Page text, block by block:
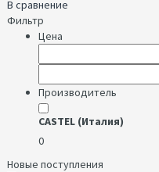
В сравнение
Фильтр
Цена
Производитель
CASTEL (Италия)
0
Новые поступления